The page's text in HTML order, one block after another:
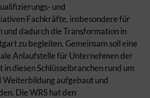
und
Fachkräfte, insbesondere für
und dadurch die Transformation in
zu begleiten. Gemeinsam soll eine
Anlaufstelle für Unternehmen der
in diesen Schlüsselbranchen rund um
Weiterbildung aufgebaut und
Die WRS hat den